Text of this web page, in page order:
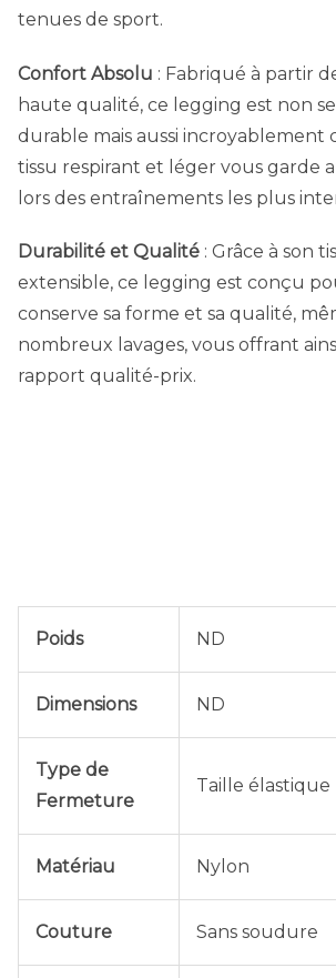
tenues de sport.
Confort Absolu : Fabriqué à partir
haute qualité, ce legging est non
durable mais aussi incroyablement
tissu respirant et léger vous garde
lors des entraînements les plus
Durabilité et Qualité : Grâce à son
extensible, ce legging est conçu
conserve sa forme et sa qualité,
nombreux lavages, vous offrant
rapport qualité-prix.
Poids ND
Dimensions ND
Type de
Fermeture
Taille élastique
Matériau Nylon
Couture Sans soudure